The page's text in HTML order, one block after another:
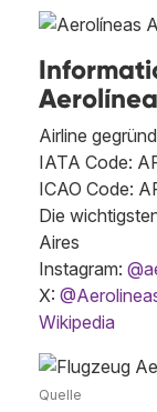
Airline
IATA Code:
ICAO Code:
Die
Aires
Instagram:
X:
Wikipedia
Quelle